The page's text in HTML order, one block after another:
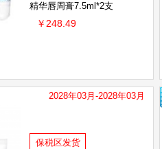
精华唇周膏7.5ml*2支
￥248.49
2028年03月-2028年03月
保税区发货